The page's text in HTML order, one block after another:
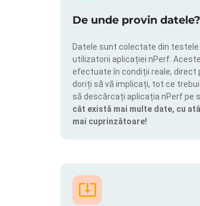
De unde provin datele?
Datele sunt colectate din
utilizatorii aplicației nPerf.
efectuate în condiții reale, direct
doriți să vă implicați, tot ce
să descărcați aplicația nPerf pe
cât există mai multe date, cu
mai cuprinzătoare!